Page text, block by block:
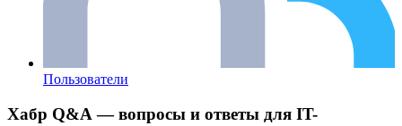
Пользователи
Хабр Q&A — вопросы и ответы для IT-